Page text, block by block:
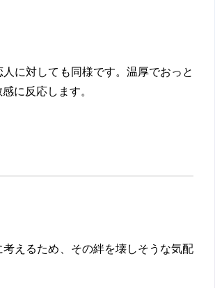
に対しても同様です。温厚でおっと
に反応します。
えるため、その絆を壊しそうな気配